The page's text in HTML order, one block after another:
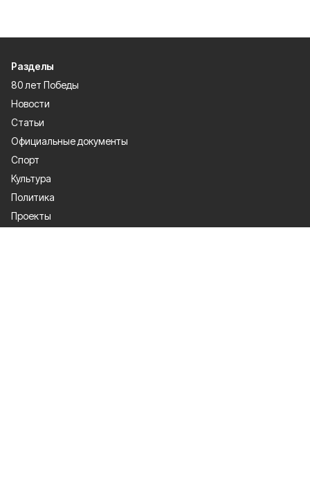
Разделы
80 лет Победы
Новости
Статьи
Официальные документы
Спорт
Культура
Политика
Проекты